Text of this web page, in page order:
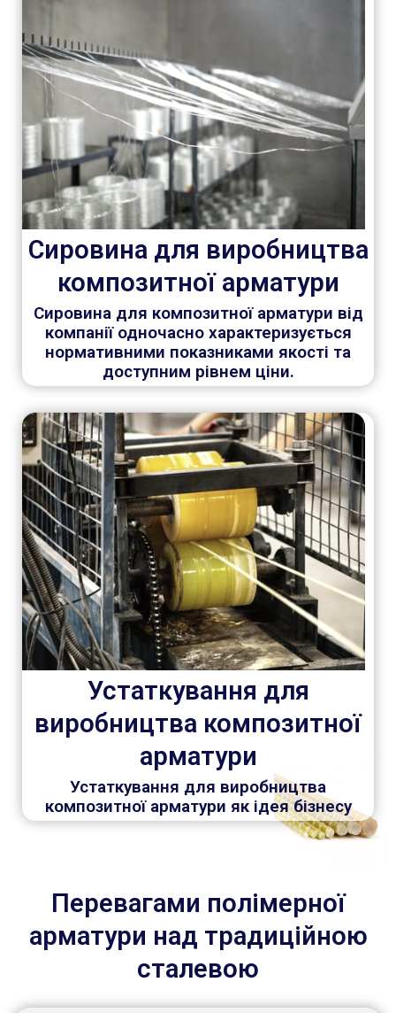
Сировина для виробництва
композитної арматури
Сировина для композитної арматури від
компанії одночасно характеризується
нормативними показниками якості та
доступним рівнем ціни.
Устаткування для
виробництва композитної
арматури
Устаткування для виробництва
композитної арматури як ідея бізнесу
Перевагами полімерної
арматури над традиційною
сталевою